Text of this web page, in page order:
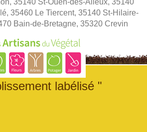
35460 Le Tiercent, 35140 St-Hilaire-
Bain-de-Bretagne, 35320 Crevin
labélisé "